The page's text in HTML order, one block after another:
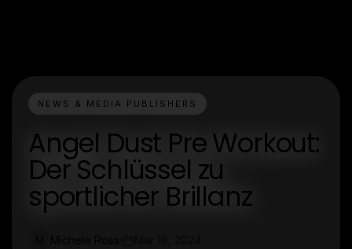
NEWS & MEDIA PUBLISHERS
Angel Dust Pre Workout:
Der Schlüssel zu
sportlicher Brillanz